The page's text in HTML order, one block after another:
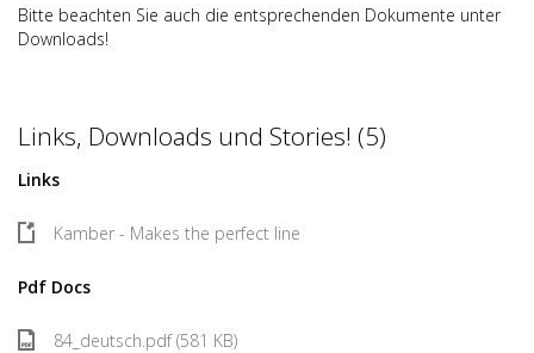
Bitte beachten Sie auch die entsprechenden Dokumente unter
Downloads!
Links, Downloads und Stories! (5)
Links
Kamber - Makes the perfect line
Pdf Docs
84_deutsch.pdf (581 KB)